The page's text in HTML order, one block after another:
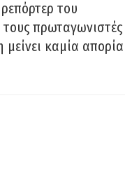
του
πρωταγωνιστές
μείνει καμία απορία